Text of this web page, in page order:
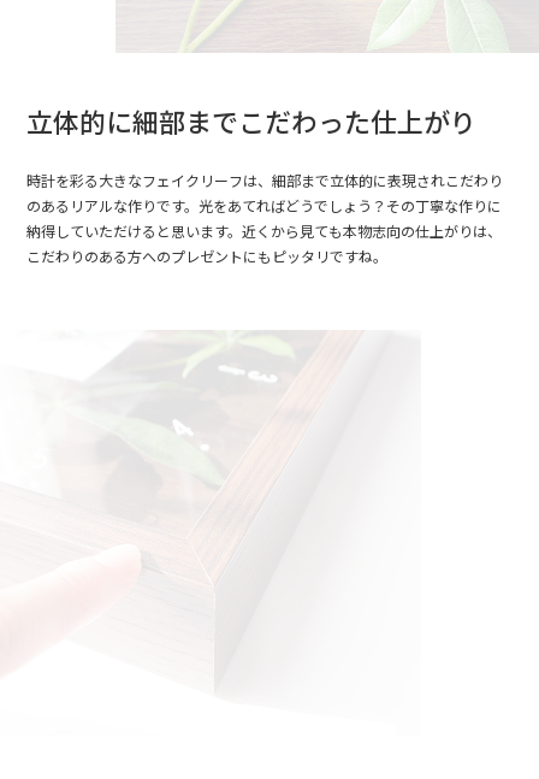
立体的に細部までこだわった仕上がり
時計を彩る大きなフェイクリーフは、細部まで立体的に表現されこだわり
のあるリアルな作りです。光をあてればどうでしょう？その丁寧な作りに
納得していただけると思います。近くから見ても本物志向の仕上がりは、
こだわりのある方へのプレゼントにもピッタリですね。